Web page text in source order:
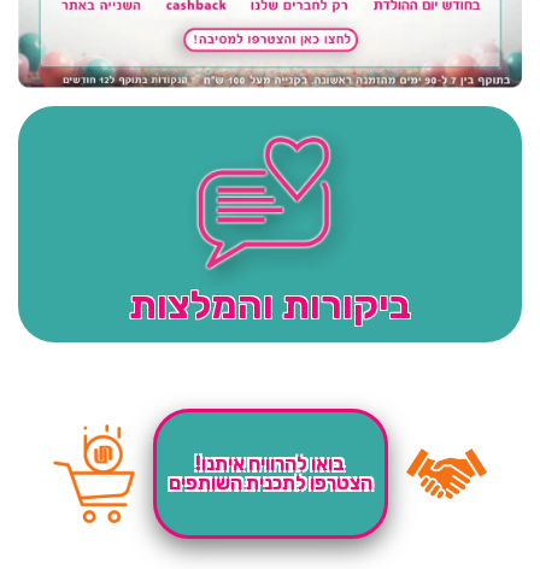
ביקורות והמלצות
בואו להרוויח איתנו!
הצטרפו לתכנית השותפים